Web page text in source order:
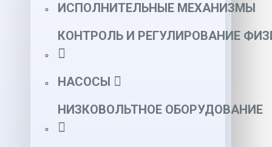
ИСПОЛНИТЕЛЬНЫЕ МЕХАНИЗМЫ
КОНТРОЛЬ И РЕГУЛИРОВАНИЕ
НАСОСЫ
НИЗКОВОЛЬТНОЕ ОБОРУДОВАНИЕ